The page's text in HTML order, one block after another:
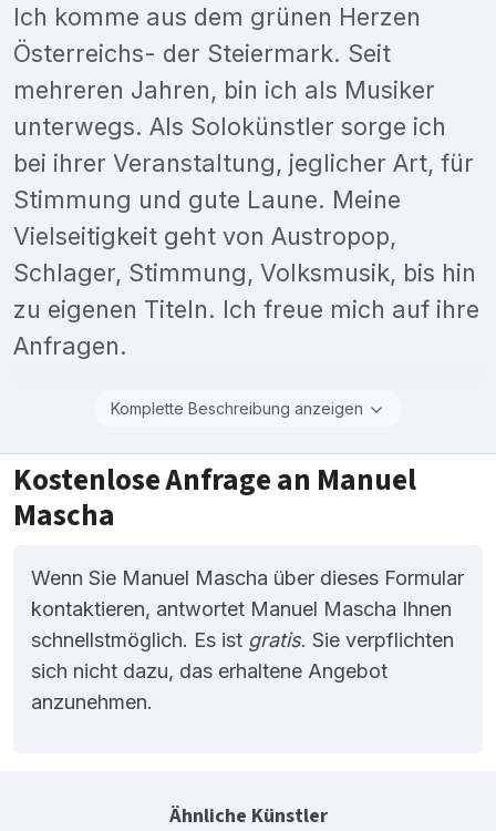
Ich komme aus dem grünen Herzen
Österreichs- der Steiermark. Seit
mehreren Jahren, bin ich als Musiker
unterwegs. Als Solokünstler sorge ich
bei ihrer Veranstaltung, jeglicher Art, für
Stimmung und gute Laune. Meine
Vielseitigkeit geht von Austropop,
Schlager, Stimmung, Volksmusik, bis hin
zu eigenen Titeln. Ich freue mich auf ihre
Anfragen.
Komplette Beschreibung anzeigen
Kostenlose Anfrage an Manuel
Mascha
Wenn Sie Manuel Mascha über dieses Formular
kontaktieren, antwortet Manuel Mascha Ihnen
schnellstmöglich. Es ist gratis. Sie verpflichten
sich nicht dazu, das erhaltene Angebot
anzunehmen.
Ähnliche Künstler